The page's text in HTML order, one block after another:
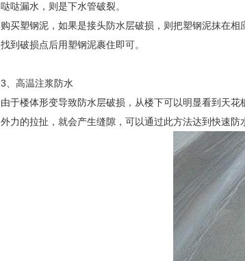
哒哒漏水，则是下水管破裂。
购买塑钢泥，如果是接头防水层破损，则把塑钢泥抹在
找到破损点后用塑钢泥裹住即可。
3、高温注浆防水
由于楼体形变导致防水层破损，从楼下可以明显看到天
外力的拉扯，就会产生缝隙，可以通过此方法达到快速防